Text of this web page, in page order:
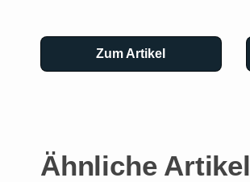
Zum Artikel
Ähnliche Artikel